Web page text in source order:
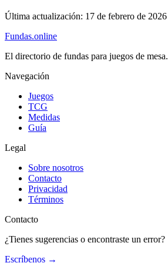
Última actualización: 17 de febrero de 2026
Fundas.online
El directorio de fundas para juegos de mesa.
Navegación
Juegos
TCG
Medidas
Guía
Legal
Sobre nosotros
Contacto
Privacidad
Términos
Contacto
¿Tienes sugerencias o encontraste un error?
Escríbenos →